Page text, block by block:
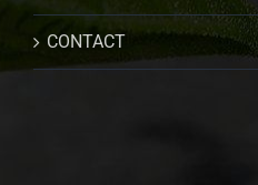
CONTACT